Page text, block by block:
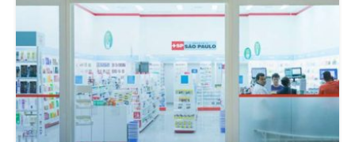
TELEFONE DE EMERGÊNCIA
(71) 3180-2000 (71) 3450-8888
(71) 2202-8888 (75) 3199-5443
BA
CENTRAL DE RELACIONAMENTO COM O CLIENTE
4020-2572 3003-3060
MT